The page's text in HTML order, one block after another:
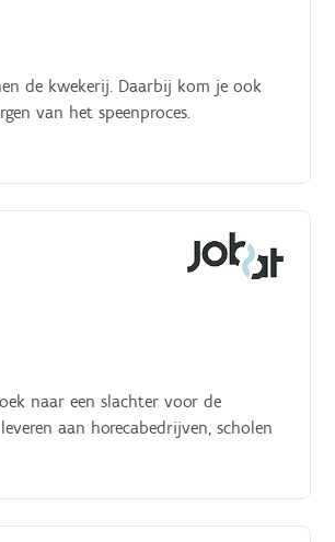
de kwekerij. Daarbij kom je ook
van het speenproces.
naar een slachter voor de
aan horecabedrijven, scholen